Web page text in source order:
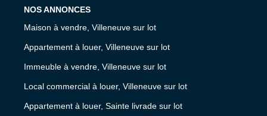
NOS ANNONCES
Maison à vendre, Villeneuve sur lot
Appartement à louer, Villeneuve sur lot
Immeuble à vendre, Villeneuve sur lot
Local commercial à louer, Villeneuve sur lot
Appartement à louer, Sainte livrade sur lot